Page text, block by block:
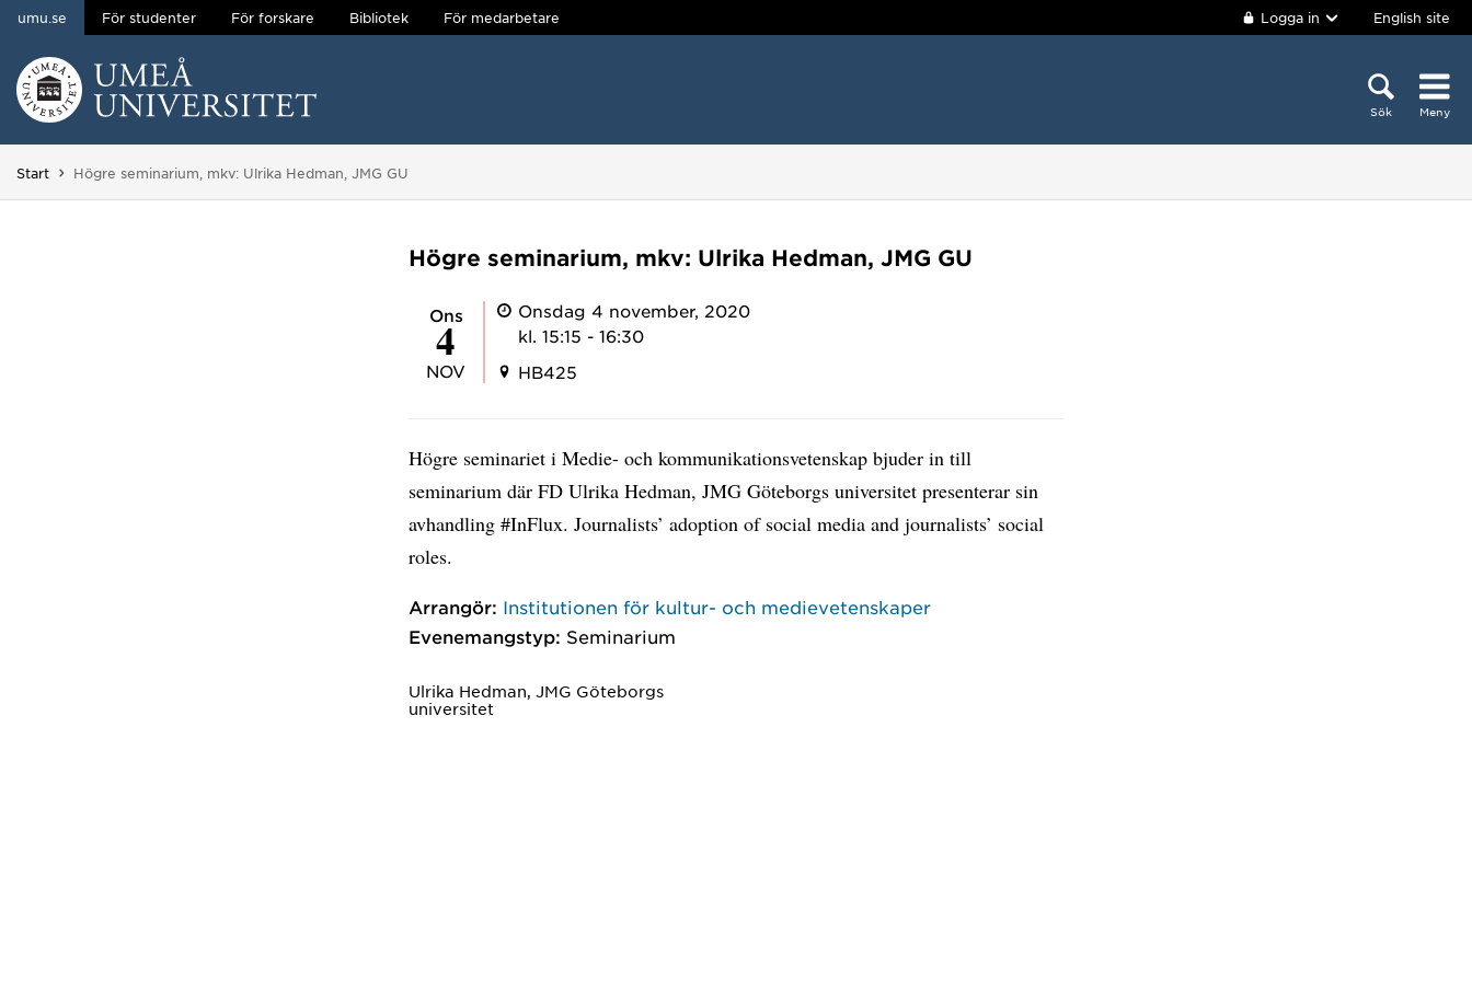
Hoppa direkt till innehållet
umu.se För studenter För forskare Bibliotek För medarbetare Logga in English site
Sök Meny
Huvudmenyn dold.
Start Du är här:
Högre seminarium, mkv: Ulrika Hedman, JMG GU
Högre seminarium, mkv: Ulrika Hedman, JMG GU
ons
4
NOV
Onsdag 4 november, 2020
kl. 15:15 - 16:30
HB425
Högre seminariet i Medie- och kommunikationsvetenskap bjuder in till
seminarium där FD Ulrika Hedman, JMG Göteborgs universitet presenterar sin
avhandling #InFlux. Journalists’ adoption of social media and journalists’ social
roles.
Arrangör: Institutionen för kultur- och medievetenskaper
Evenemangstyp: Seminarium
Ulrika Hedman, JMG Göteborgs
universitet